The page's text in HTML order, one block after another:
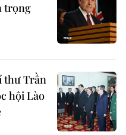
trọng
thư Trần
hội Lào